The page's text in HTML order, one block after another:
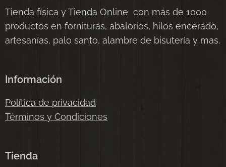
Tienda física y Tienda Online con más de 1000
productos en fornituras, abalorios, hilos encerado,
artesanías, palo santo, alambre de bisutería y mas.
Información
Política de privacidad
Términos y Condiciones
Tienda